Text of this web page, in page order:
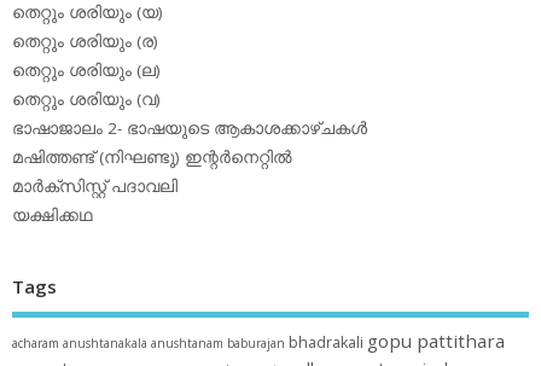
തെറ്റും ശരിയും (യ)
തെറ്റും ശരിയും (ര)
തെറ്റും ശരിയും (ല)
തെറ്റും ശരിയും (വ)
ഭാഷാജാലം 2- ഭാഷയുടെ ആകാശക്കാഴ്ചകള്‍
മഷിത്തണ്ട് (നിഘണ്ടു) ഇന്റര്‍നെറ്റില്‍
മാര്‍ക്‌സിസ്റ്റ് പദാവലി
യക്ഷിക്കഥ
Tags
acharam anushtanakala anushtanam baburajan bhadrakali gopu pattithara